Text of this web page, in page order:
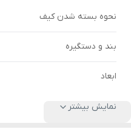
نحوه بسته شدن کیف
بند و دستگیره
ابعاد
نمایش بیشتر